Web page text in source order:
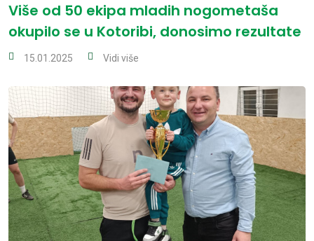
Više od 50 ekipa mladih nogometaša
okupilo se u Kotoribi, donosimo rezultate
15.01.2025 Vidi više